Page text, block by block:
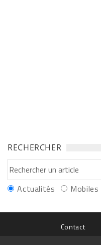
RECHERCHER
Actualités Mobiles
Contact